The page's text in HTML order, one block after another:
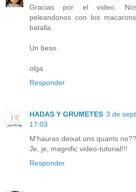
Gracias por el video.
peleandonos con los
batalla.
Un beso.
olga
Responder
HADAS Y GRUMETES 3 de
17:03
M'hauras deixat uns quants no??
Je, je, magnific video-tutorial!!!
Responder